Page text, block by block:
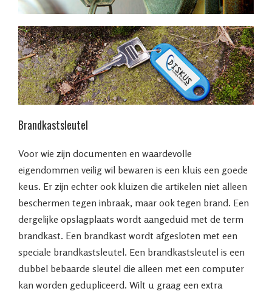
Brandkastsleutel
Voor wie zijn documenten en waardevolle
eigendommen veilig wil bewaren is een kluis een goede
keus. Er zijn echter ook kluizen die artikelen niet alleen
beschermen tegen inbraak, maar ook tegen brand. Een
dergelijke opslagplaats wordt aangeduid met de term
brandkast. Een brandkast wordt afgesloten met een
speciale brandkastsleutel. Een brandkastsleutel is een
dubbel bebaarde sleutel die alleen met een computer
kan worden gedupliceerd. Wilt u graag een extra